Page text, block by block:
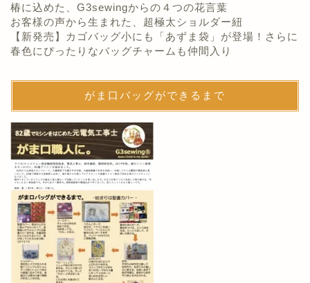
椿に込めた、G3sewingからの４つの花言葉
お客様の声から生まれた、超極太ショルダー紐
【新発売】カゴバッグ小にも「あずま袋」が登場！さらに
春色にぴったりなバッグチャームも仲間入り
がま口バッグができるまで